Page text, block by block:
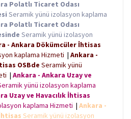
Polatlı Ticaret Odası
Seramik yünü izolasyon kaplama
Polatlı Ticaret Odası
Seramik yünü izolasyon
- Ankara Dökümcüler İhtisas
kaplama Hizmeti | Ankara -
OSBde Seramik yünü
| Ankara - Ankara Uzay ve
yünü izolasyon kaplama
Uzay ve Havacılık İhtisas
kaplama Hizmeti | Ankara -
Seramik yünü izolasyon